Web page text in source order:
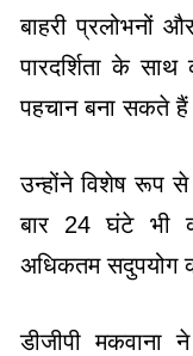
बाहरी प्रलोभनों
पारदर्शिता के
पहचान बना सकते
उन्होंने विशेष रूप
बार 24 घंटे भी
अधिकतम सदुपयोग
डीजीपी मकवाना